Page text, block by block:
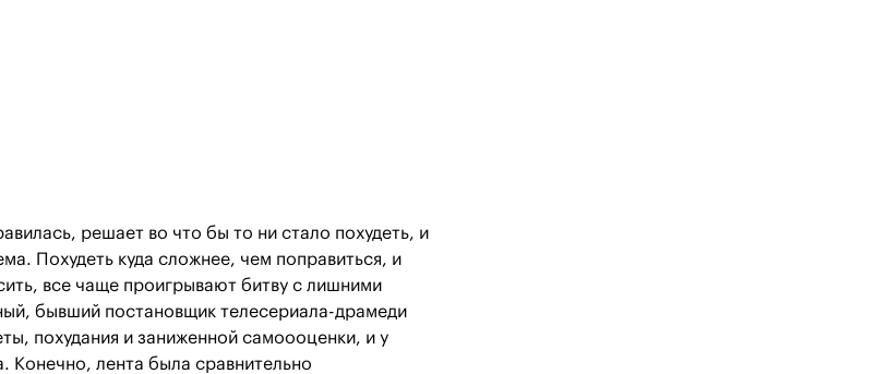
решает во что бы то ни стало похудеть, и
Похудеть куда сложнее, чем поправиться, и
все чаще проигрывают битву с лишними
бывший постановщик телесериала-драмеди
похудания и заниженной самоооценки, и у
Конечно, лента была сравнительно